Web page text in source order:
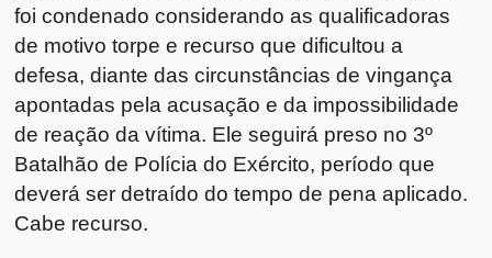
foi condenado considerando as qualificadoras
de motivo torpe e recurso que dificultou a
defesa, diante das circunstâncias de vingança
apontadas pela acusação e da impossibilidade
de reação da vítima. Ele seguirá preso no 3º
Batalhão de Polícia do Exército, período que
deverá ser detraído do tempo de pena aplicado.
Cabe recurso.